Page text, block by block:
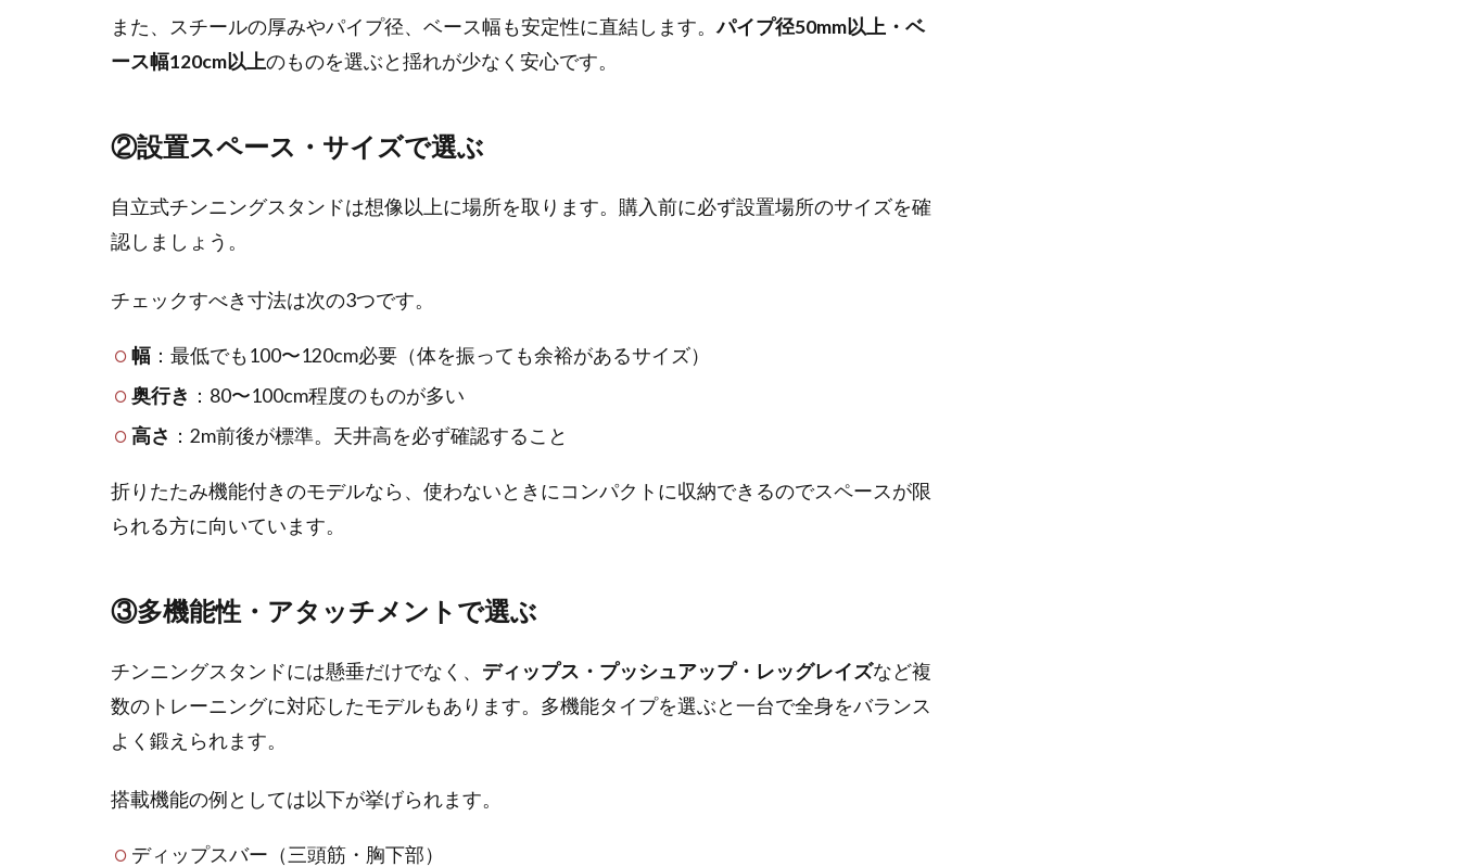
また、スチールの厚みやパイプ径、ベース幅も安定性に直結します。パイプ径50mm以上・ベ
ース幅120cm以上のものを選ぶと揺れが少なく安心です。
②設置スペース・サイズで選ぶ
自立式チンニングスタンドは想像以上に場所を取ります。購入前に必ず設置場所のサイズを確
認しましょう。
チェックすべき寸法は次の3つです。
幅：最低でも100〜120cm必要（体を振っても余裕があるサイズ）
奥行き ：80〜100cm程度のものが多い
高さ ：2m前後が標準。天井高を必ず確認すること
折りたたみ機能付きのモデルなら、使わないときにコンパクトに収納できるのでスペースが限
られる方に向いています。
③多機能性・アタッチメントで選ぶ
チンニングスタンドには懸垂だけでなく、 ディップス・プッシュアップ・レッグレイズなど複
数のトレーニングに対応したモデルもあります。多機能タイプを選ぶと一台で全身をバランス
よく鍛えられます。
搭載機能の例としては以下が挙げられます。
ディップスバー（三頭筋・胸下部）